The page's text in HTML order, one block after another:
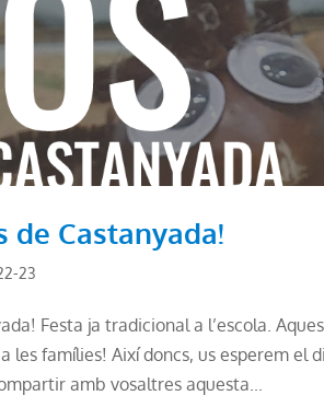
de Castanyada!
23
Festa ja tradicional a l’escola.
les famílies! Així doncs, us esperem el
amb vosaltres aquesta...